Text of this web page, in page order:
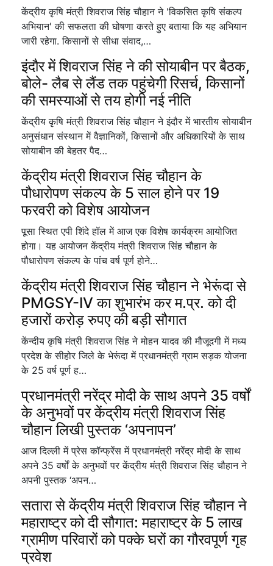
केंद्रीय कृषि मंत्री शिवराज सिंह चौहान ने 'विकसित कृषि संकल्प
अभियान' की सफलता की घोषणा करते हुए बताया कि यह अभियान
जारी रहेगा. किसानों से सीधा संवाद,…
इंदौर में शिवराज सिंह ने की सोयाबीन पर बैठक,
बोले- लैब से लैंड तक पहुंचेगी रिसर्च, किसानों
की समस्याओं से तय होगी नई नीति
केंद्रीय कृषि मंत्री शिवराज सिंह चौहान ने इंदौर में भारतीय सोयाबीन
अनुसंधान संस्थान में वैज्ञानिकों, किसानों और अधिकारियों के साथ
सोयाबीन की बेहतर पैद…
केंद्रीय मंत्री शिवराज सिंह चौहान के
पौधारोपण संकल्प के 5 साल होने पर 19
फरवरी को विशेष आयोजन
पूसा स्थित एपी शिंदे हॉल में आज एक विशेष कार्यक्रम आयोजित
होगा। यह आयोजन केंद्रीय मंत्री शिवराज सिंह चौहान के
पौधारोपण संकल्प के पांच वर्ष पूर्ण होने…
केंद्रीय मंत्री शिवराज सिंह चौहान ने भेरूंदा से
PMGSY-IV का शुभारंभ कर म.प्र. को दी
हजारों करोड़ रुपए की बड़ी सौगात
केंन्दीय कृषि मंत्री शिवराज सिंह ने मोहन यादव की मौजूदगी में मध्य
प्रदेश के सीहोर जिले के भेरूंदा में प्रधानमंत्री ग्राम सड़क योजना
के 25 वर्ष पूर्ण ह…
प्रधानमंत्री नरेंद्र मोदी के साथ अपने 35 वर्षों
के अनुभवों पर केंद्रीय मंत्री शिवराज सिंह
चौहान लिखी पुस्तक ‘अपनापन’
आज दिल्ली में प्रेस कॉन्फ्रेंस में प्रधानमंत्री नरेंद्र मोदी के साथ
अपने 35 वर्षों के अनुभवों पर केंद्रीय मंत्री शिवराज सिंह चौहान ने
अपनी पुस्तक ‘अपन…
सतारा से केंद्रीय मंत्री शिवराज सिंह चौहान ने
महाराष्ट्र को दी सौगात: महाराष्ट्र के 5 लाख
ग्रामीण परिवारों को पक्के घरों का गौरवपूर्ण गृह
प्रवेश